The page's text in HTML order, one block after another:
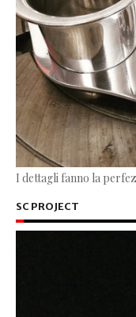
I dettagli fanno la
SC PROJECT